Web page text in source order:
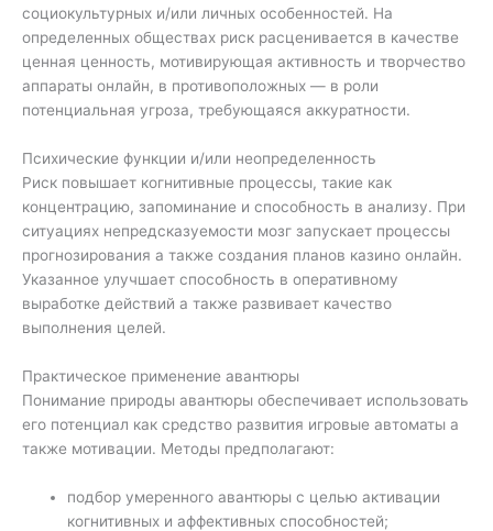
социокультурных и/или личных особенностей. На
определенных обществах риск расценивается в качестве
ценная ценность, мотивирующая активность и творчество
аппараты онлайн, в противоположных — в роли
потенциальная угроза, требующаяся аккуратности.
Психические функции и/или неопределенность
Риск повышает когнитивные процессы, такие как
концентрацию, запоминание и способность в анализу. При
ситуациях непредсказуемости мозг запускает процессы
прогнозирования а также создания планов казино онлайн.
Указанное улучшает способность в оперативному
выработке действий а также развивает качество
выполнения целей.
Практическое применение авантюры
Понимание природы авантюры обеспечивает использовать
его потенциал как средство развития игровые автоматы а
также мотивации. Методы предполагают:
подбор умеренного авантюры с целью активации
когнитивных и аффективных способностей;